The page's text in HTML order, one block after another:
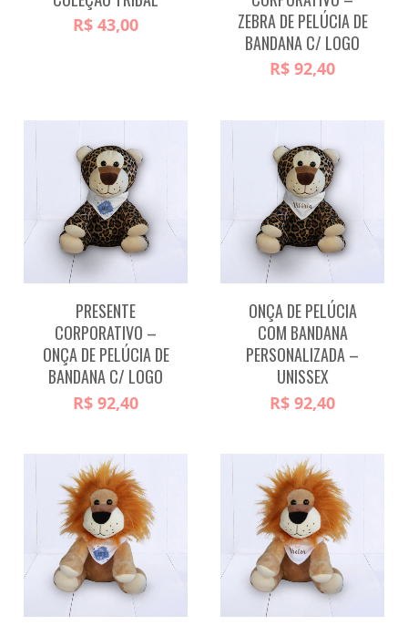
R$43,00
ZEBRA DE PELÚCIA DE
BANDANA C/ LOGO
R$92,40
PRESENTE
CORPORATIVO –
ONÇA DE PELÚCIA DE
BANDANA C/ LOGO
R$92,40
ONÇA DE PELÚCIA
COM BANDANA
PERSONALIZADA –
UNISSEX
R$92,40